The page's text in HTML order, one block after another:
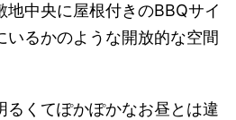
地中央に屋根付きのBBQサイ
いるかのような開放的な空間
るくてぽかぽかなお昼とは違